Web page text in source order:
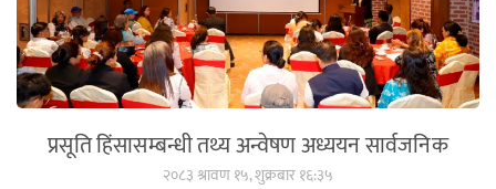
प्रसूति हिंसासम्बन्धी तथ्य अन्वेषण अध्ययन सार्वजनिक
२०८३ श्रावण १५, शुक्रबार १६:३५